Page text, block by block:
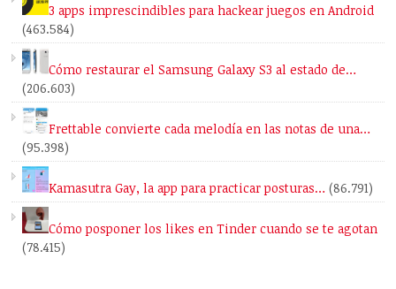
3 apps imprescindibles para hackear juegos en Android
(463.584)
Cómo restaurar el Samsung Galaxy S3 al estado de…
(206.603)
Frettable convierte cada melodía en las notas de una…
(95.398)
Kamasutra Gay, la app para practicar posturas… (86.791)
Cómo posponer los likes en Tinder cuando se te agotan
(78.415)